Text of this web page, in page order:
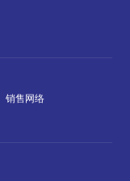
销售网络